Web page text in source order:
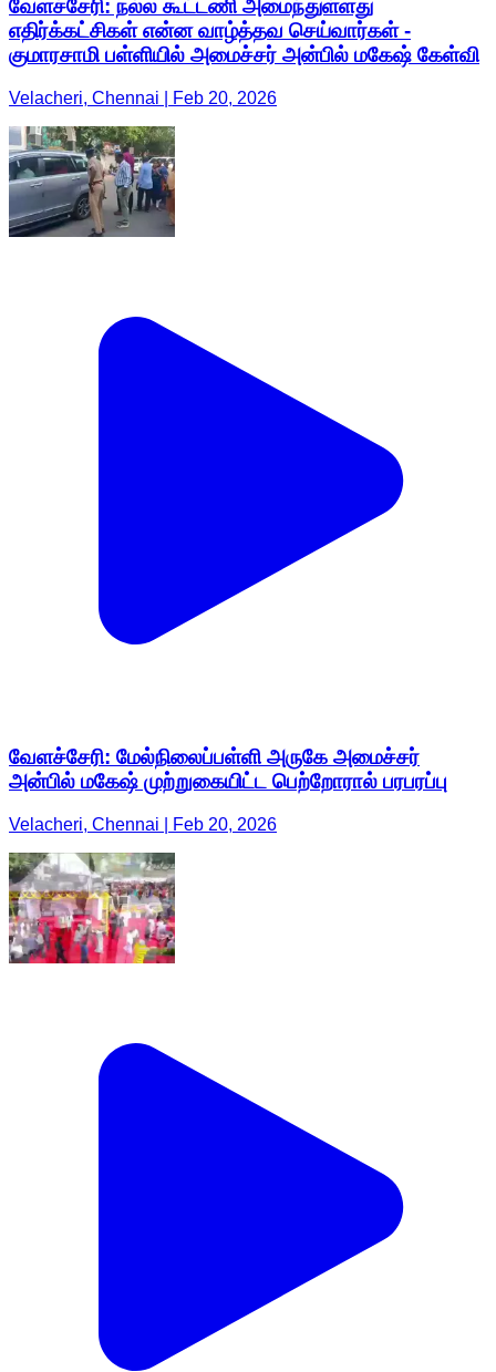
வேளச்சேரி: நல்ல கூட்டணி அமைந்துள்ளது
எதிர்க்கட்சிகள் என்ன வாழ்த்தவ செய்வார்கள் -
குமாரசாமி பள்ளியில் அமைச்சர் அன்பில் மகேஷ் கேள்வி
Velacheri, Chennai | Feb 20, 2026
வேளச்சேரி: மேல்நிலைப்பள்ளி அருகே அமைச்சர்
அன்பில் மகேஷ் முற்றுகையிட்ட பெற்றோரால் பரபரப்பு
Velacheri, Chennai | Feb 20, 2026